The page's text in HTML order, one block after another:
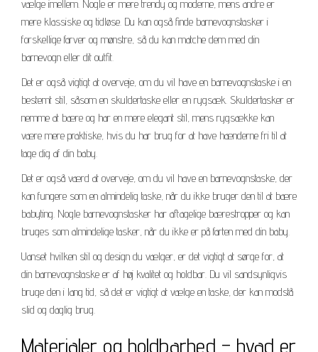
vælge imellem. Nogle er mere trendy og moderne, mens andre er
mere klassiske og tidløse. Du kan også finde barnevognstasker i
forskellige farver og mønstre, så du kan matche dem med din
barnevogn eller dit outfit.
Det er også vigtigt at overveje, om du vil have en barnevognstaske i en
bestemt stil, såsom en skuldertaske eller en rygsæk. Skuldertasker er
nemme at bære og har en mere elegant stil, mens rygsække kan
være mere praktiske, hvis du har brug for at have hænderne fri til at
tage dig af din baby.
Det er også værd at overveje, om du vil have en barnevognstaske, der
kan fungere som en almindelig taske, når du ikke bruger den til at bære
babyting. Nogle barnevognstasker har aftagelige bærestropper og kan
bruges som almindelige tasker, når du ikke er på farten med din baby.
Uanset hvilken stil og design du vælger, er det vigtigt at sørge for, at
din barnevognstaske er af høj kvalitet og holdbar. Du vil sandsynligvis
bruge den i lang tid, så det er vigtigt at vælge en taske, der kan modstå
slid og daglig brug.
Materialer og holdbarhed – hvad er